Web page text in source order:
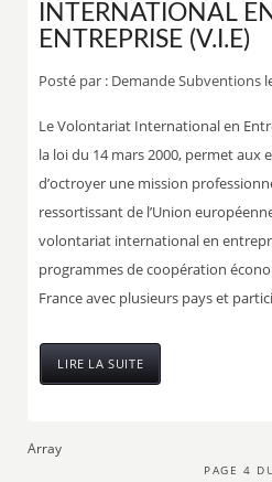
INTERNATIONAL EN
ENTREPRISE (V.I.E)
Posté par : Demande Subventions
Le Volontariat International en
la loi du 14 mars 2000, permet aux
d’octroyer une mission
ressortissant de l’Union
volontariat international en
programmes de coopération
France avec plusieurs pays et
LIRE LA SUITE
Array
PAGE 4